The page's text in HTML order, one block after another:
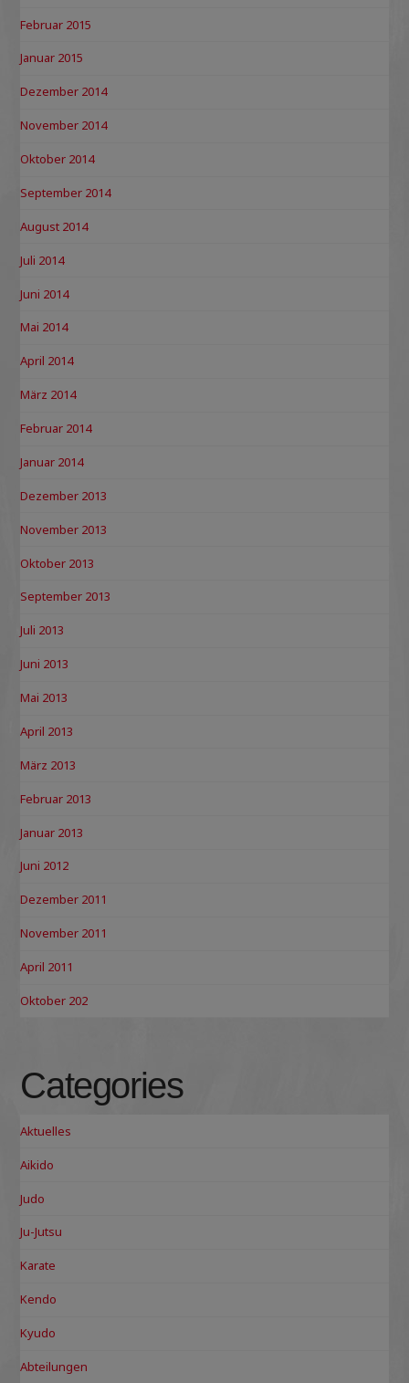
Februar 2015
Januar 2015
Dezember 2014
November 2014
Oktober 2014
September 2014
August 2014
Juli 2014
Juni 2014
Mai 2014
April 2014
März 2014
Februar 2014
Januar 2014
Dezember 2013
November 2013
Oktober 2013
September 2013
Juli 2013
Juni 2013
Mai 2013
April 2013
März 2013
Februar 2013
Januar 2013
Juni 2012
Dezember 2011
November 2011
April 2011
Oktober 202
Categories
Aktuelles
Aikido
Judo
Ju-Jutsu
Karate
Kendo
Kyudo
Abteilungen